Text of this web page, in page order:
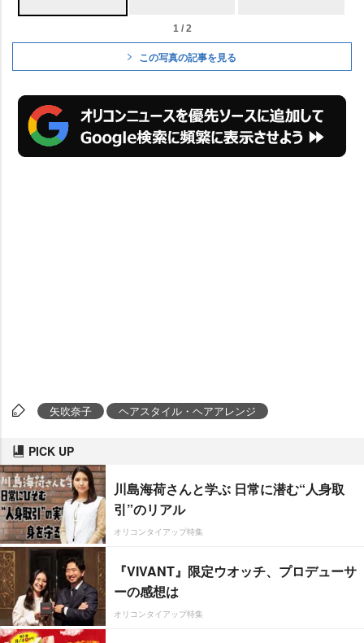
1 / 2
この写真の記事を見る
矢吹奈子 ヘアスタイル・ヘアアレンジ
PICK UP
川島海荷さんと学ぶ 日常に潜む“人身取
引”のリアル
オリコンタイアップ特集
『VIVANT』限定ウオッチ、プロデューサ
ーの感想は
オリコンタイアップ特集